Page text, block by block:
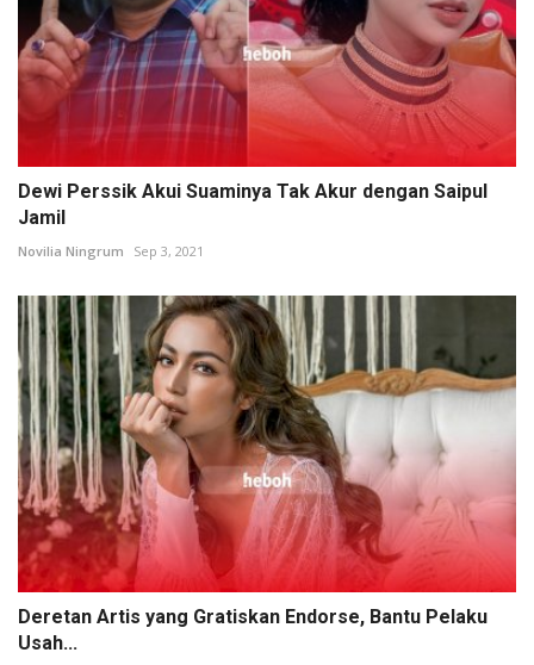
Dewi Perssik Akui Suaminya Tak Akur dengan Saipul
Jamil
Novilia Ningrum Sep 3, 2021
Deretan Artis yang Gratiskan Endorse, Bantu Pelaku
Usah...